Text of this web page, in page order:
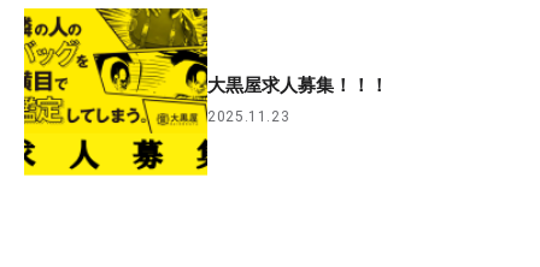
大黒屋求人募集！！！
2025.11.23